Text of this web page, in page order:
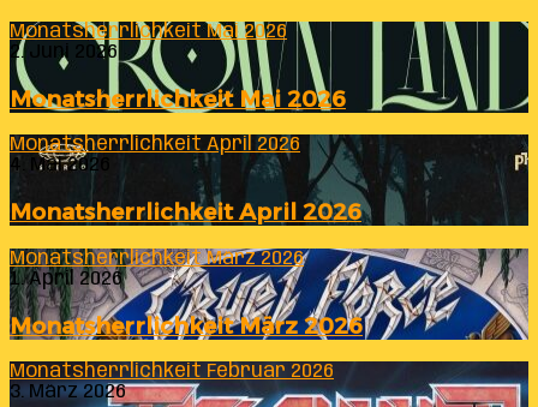
Monatsherrlichkeit Mai 2026
2. Juni 2026
Monatsherrlichkeit Mai 2026
Monatsherrlichkeit April 2026
4. Mai 2026
Monatsherrlichkeit April 2026
Monatsherrlichkeit März 2026
1. April 2026
Monatsherrlichkeit März 2026
Monatsherrlichkeit Februar 2026
3. März 2026